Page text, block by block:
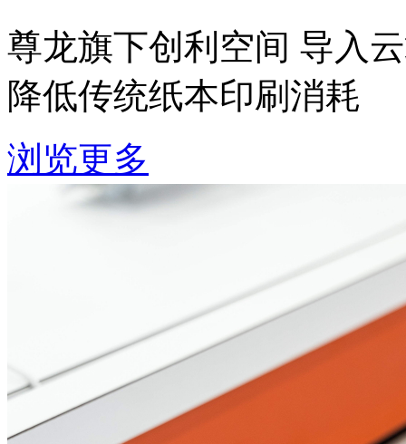
尊龙旗下创利空间 导入
降低传统纸本印刷消耗
浏览更多